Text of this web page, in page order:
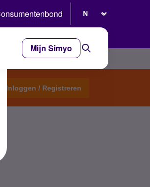
Mijn Simyo
Inloggen / Registreren